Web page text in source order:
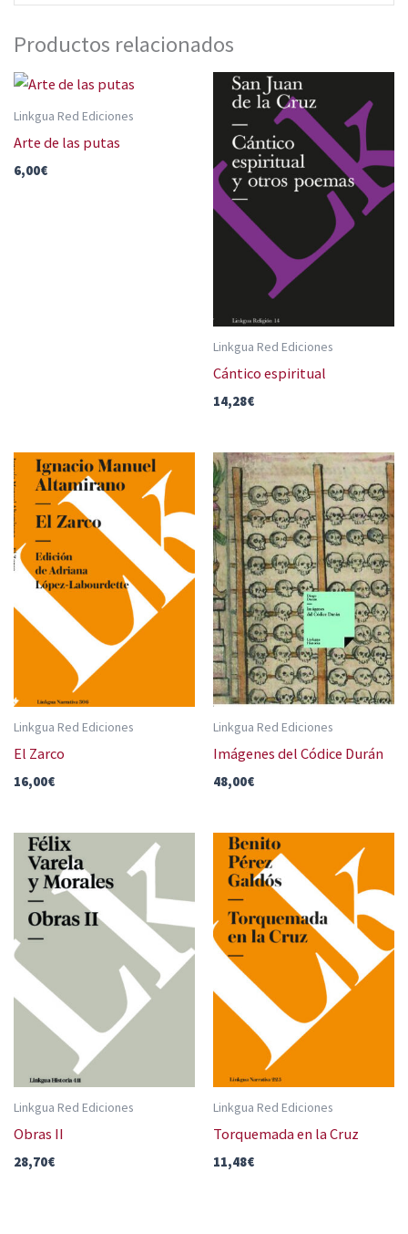
Productos relacionados
Linkgua Red Ediciones
Arte de las putas
6,00€
Linkgua Red Ediciones
Cántico espiritual
14,28€
Linkgua Red Ediciones
El Zarco
16,00€
Linkgua Red Ediciones
Imágenes del Códice Durán
48,00€
Linkgua Red Ediciones
Obras II
28,70€
Linkgua Red Ediciones
Torquemada en la Cruz
11,48€